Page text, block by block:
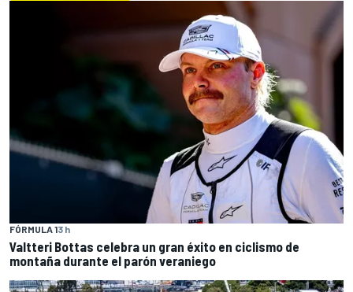
FÓRMULA 13 h
Valtteri Bottas celebra un gran éxito en ciclismo de
montaña durante el parón veraniego